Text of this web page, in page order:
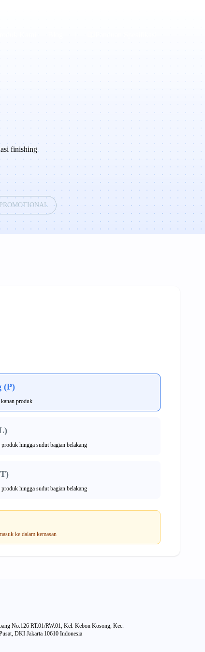
finishing
(P)
produk
hingga sudut bagian belakang
hingga sudut bagian belakang
ke dalam kemasan
No.126 RT.01/RW.01, Kel. Kebon Kosong, Kec.
DKI Jakarta 10610 Indonesia